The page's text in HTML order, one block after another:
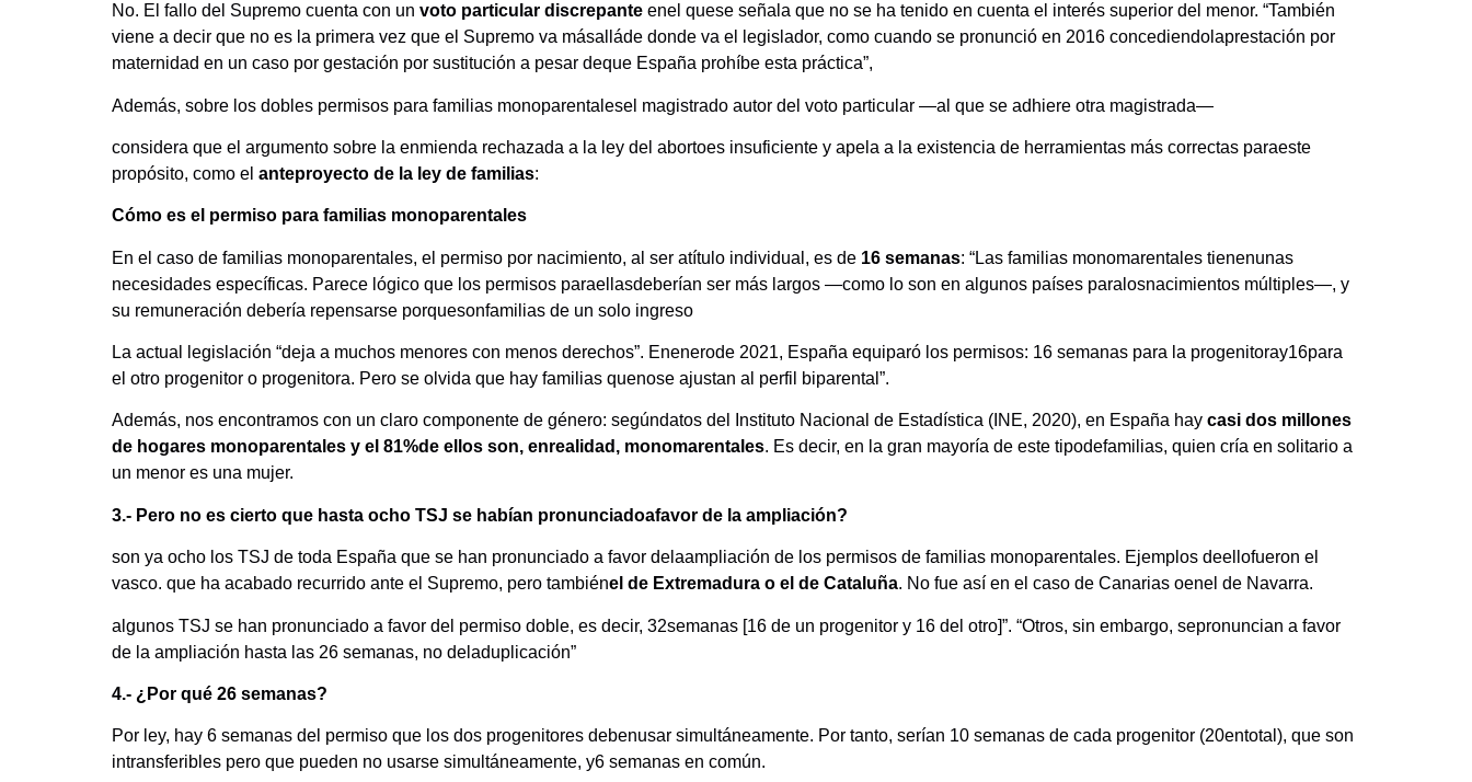
No. El fallo del Supremo cuenta con un voto particular discrepante enel quese señala que no se ha tenido en cuenta el interés superior del menor. “También
viene a decir que no es la primera vez que el Supremo va másalláde donde va el legislador, como cuando se pronunció en 2016 concediendolaprestación por
maternidad en un caso por gestación por sustitución a pesar deque España prohíbe esta práctica”,
Además, sobre los dobles permisos para familias monoparentalesel magistrado autor del voto particular —al que se adhiere otra magistrada—
considera que el argumento sobre la enmienda rechazada a la ley del abortoes insuficiente y apela a la existencia de herramientas más correctas paraeste
propósito, como el anteproyecto de la ley de familias:
Cómo es el permiso para familias monoparentales
En el caso de familias monoparentales, el permiso por nacimiento, al ser atítulo individual, es de 16 semanas: “Las familias monomarentales tienenunas
necesidades específicas. Parece lógico que los permisos paraellasdeberían ser más largos —como lo son en algunos países paralosnacimientos múltiples—, y
su remuneración debería repensarse porquesonfamilias de un solo ingreso
La actual legislación “deja a muchos menores con menos derechos”. Enenerode 2021, España equiparó los permisos: 16 semanas para la progenitoray16para
el otro progenitor o progenitora. Pero se olvida que hay familias quenose ajustan al perfil biparental”.
Además, nos encontramos con un claro componente de género: segúndatos del Instituto Nacional de Estadística (INE, 2020), en España hay casi dos millones
de hogares monoparentales y el 81%de ellos son, enrealidad, monomarentales. Es decir, en la gran mayoría de este tipodefamilias, quien cría en solitario a
un menor es una mujer.
3.- Pero no es cierto que hasta ocho TSJ se habían pronunciadoafavor de la ampliación?
son ya ocho los TSJ de toda España que se han pronunciado a favor delaampliación de los permisos de familias monoparentales. Ejemplos deellofueron el
vasco. que ha acabado recurrido ante el Supremo, pero tambiénel de Extremadura o el de Cataluña. No fue así en el caso de Canarias oenel de Navarra.
algunos TSJ se han pronunciado a favor del permiso doble, es decir, 32semanas [16 de un progenitor y 16 del otro]”. “Otros, sin embargo, sepronuncian a favor
de la ampliación hasta las 26 semanas, no deladuplicación”
4.- ¿Por qué 26 semanas?
Por ley, hay 6 semanas del permiso que los dos progenitores debenusar simultáneamente. Por tanto, serían 10 semanas de cada progenitor (20entotal), que son
intransferibles pero que pueden no usarse simultáneamente, y6 semanas en común.